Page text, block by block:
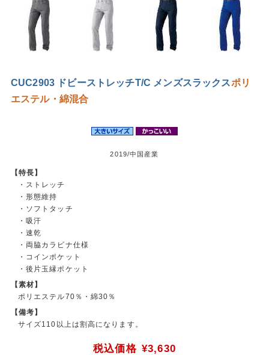
CUC2903 ドビーストレッチT/C メンズスラックスポリ
エステル・綿混合
2019/中国産業
【特長】
・ストレッチ
・形態維持
・ソフトタッチ
・吸汗
・速乾
・両脇カラビナ仕様
・コインポケット
・後片玉縁ポケット
【素材】
ポリエステル70％・綿30％
【備考】
サイズ110以上は割高になります。
税込価格 ¥3,630